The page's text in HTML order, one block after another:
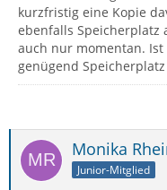
kurzfristig eine Kopie
ebenfalls Speicherplatz
auch nur momentan.
genügend
Monika
Junior-Mitglied